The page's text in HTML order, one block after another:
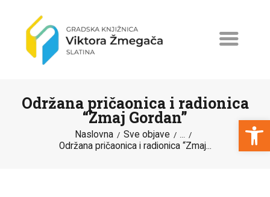
Open toolbar
Održana pričaonica i radionica
“Zmaj Gordan”
Naslovna Sve objave ...
Održana pričaonica i radionica “Zmaj...
NASLOVNA